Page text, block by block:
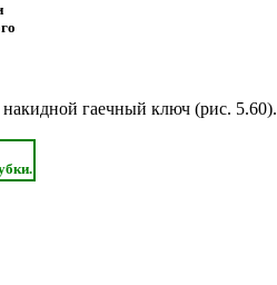
накидной гаечный ключ (рис. 5.60).